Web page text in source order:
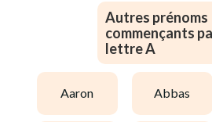
Autres prénoms
commençants
lettre A
aaron abbas